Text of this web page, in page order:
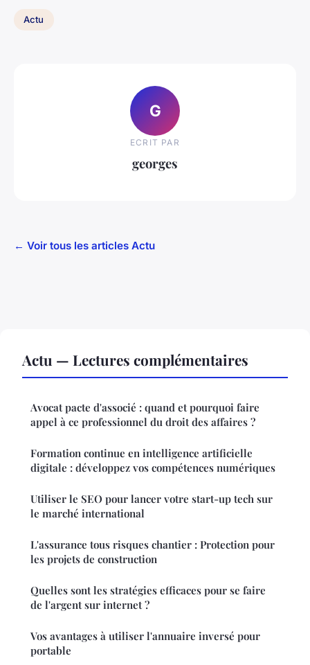
Actu
G
ECRIT PAR
georges
← Voir tous les articles Actu
Actu — Lectures complémentaires
Avocat pacte d'associé : quand et pourquoi faire
appel à ce professionnel du droit des affaires ?
Formation continue en intelligence artificielle
digitale : développez vos compétences numériques
Utiliser le SEO pour lancer votre start-up tech sur
le marché international
L'assurance tous risques chantier : Protection pour
les projets de construction
Quelles sont les stratégies efficaces pour se faire
de l'argent sur internet ?
Vos avantages à utiliser l'annuaire inversé pour
portable